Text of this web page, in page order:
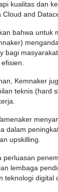
kualitas dan
Cloud and
bahwa untuk
bagi
Kemnaker
teknis (hard
dalam
upskilling.
perluasan
lembaga
teknologi digital